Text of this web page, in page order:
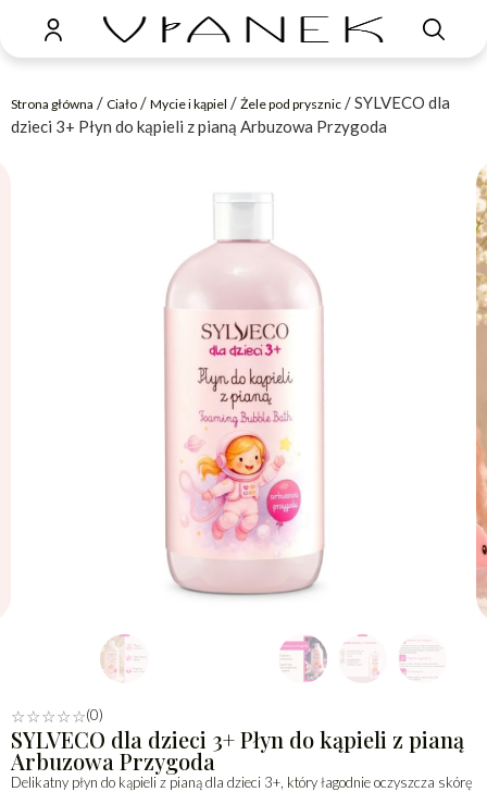
Strona główna / Ciało / Mycie i kąpiel / Żele pod prysznic / SYLVECO dla
dzieci 3+ Płyn do kąpieli z pianą Arbuzowa Przygoda
☆☆☆☆☆(0)
SYLVECO dla dzieci 3+ Płyn do kąpieli z pianą
Arbuzowa Przygoda
Delikatny płyn do kąpieli z pianą dla dzieci 3+, który łagodnie oczyszcza skórę